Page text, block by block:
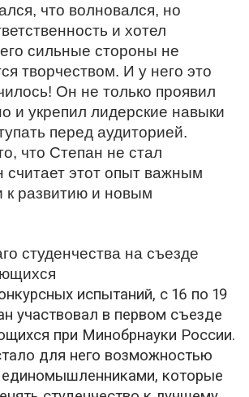
что волновался, но
и хотел
сильные стороны не
творчеством. И у него это
Он не только проявил
и укрепил лидерские навыки
перед аудиторией.
что Степан не стал
считает этот опыт важным
к развитию и новым
студенчества на съезде
испытаний, с 16 по 19
участвовал в первом съезде
при Минобрнауки России.
для него возможностью
единомышленниками, которые